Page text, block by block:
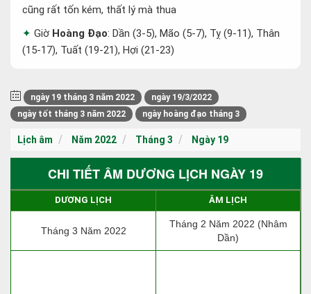
cũng rất tốn kém, thất lý mà thua
Giờ Hoàng Đạo: Dần (3-5), Mão (5-7), Tỵ (9-11), Thân
(15-17), Tuất (19-21), Hợi (21-23)
ngày 19 tháng 3 năm 2022
ngày 19/3/2022
ngày tốt tháng 3 năm 2022
ngày hoàng đạo tháng 3
Lịch âm Năm 2022 Tháng 3 Ngày 19
CHI TIẾT ÂM DƯƠNG LỊCH NGÀY 19
DƯƠNG LỊCH ÂM LỊCH
Tháng 3 Năm 2022
Tháng 2 Năm 2022 (Nhâm
Dần)